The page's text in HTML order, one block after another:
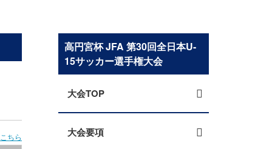
ちら
高円宮杯 JFA 第30回全日本U-
15サッカー選手権大会
大会TOP
大会要項